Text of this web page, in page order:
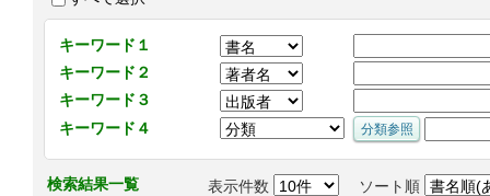
キーワード１
キーワード２
キーワード３
キーワード４
検索結果一覧 表示件数 ソート順